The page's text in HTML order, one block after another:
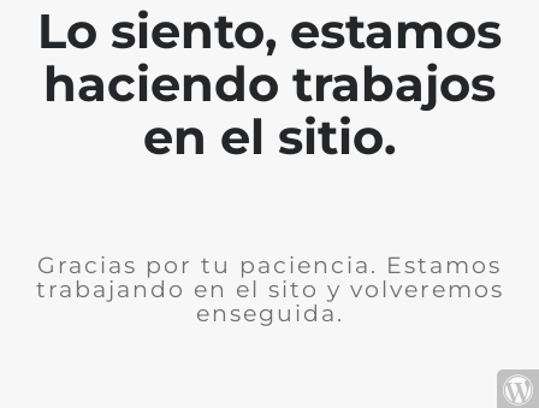
Lo siento, estamos
haciendo trabajos
en el sitio.
Gracias por tu paciencia. Estamos
trabajando en el sito y volveremos
enseguida.